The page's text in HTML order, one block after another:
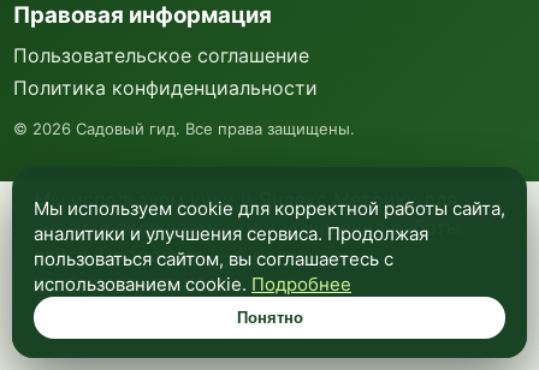
Мы используем куки и Яндекс Метрику для
анализа посещаемости и улучшения работы
сайта. Подробнее —в политике
конфиденциальности.
Понятно
Правовая информация
Пользовательское соглашение
Политика конфиденциальности
© 2026 Садовый гид. Все права защищены.
Мы используем cookie для корректной работы сайта,
аналитики и улучшения сервиса. Продолжая
пользоваться сайтом, вы соглашаетесь с
использованием cookie. Подробнее
Понятно